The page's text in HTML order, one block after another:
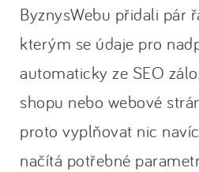
ByznysWebu přidali pár
kterým se údaje pro
automaticky ze SEO
shopu nebo webové
proto vyplňovat nic
načítá potřebné